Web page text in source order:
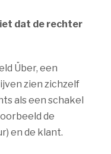
dat de rechter
Über, een
zien zichzelf
als een schakel
de
en de klant.